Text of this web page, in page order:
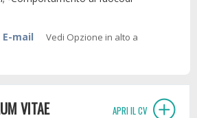
mail
Vedi Opzione in alto a
VITAE APRI IL CV